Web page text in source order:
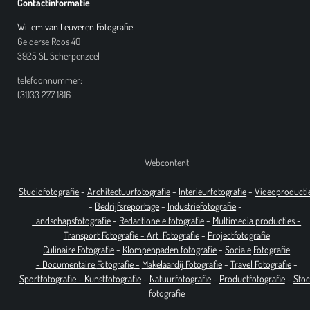
Contactinformatie
Willem van Leuveren Fotografie
Gelderse Roos 40
3925 SL Scherpenzeel
telefoonnummer:
(31)33 277 1816
Webcontent
Studiofotografie-Architectuurfotografie- Interieurfotografie-
- Bedrijfsreportage- Industriefotografie-
Landschapsfotografie- Redactionele fotografie- Multimedia producties -
Transport Fotografie - Art Fotografie- Projectfotografie
Culinaire Fotografie- Klompenpaden fotografie-Sociale Fotografie
- Documentaire Fotografie- Makelaardij Fotografie- Travel Fotografie-
Sportfotografie - Kunstfotografie- Natuurfotografie- Productfotografie-
fotografie